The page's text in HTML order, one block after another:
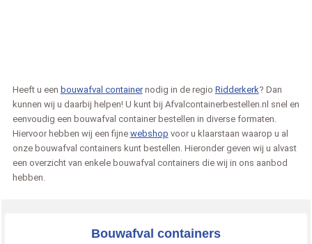
Heeft u een bouwafval containernodig in de regio Ridderkerk? Dan
kunnen wij u daarbij helpen! U kunt bij Afvalcontainerbestellen.nl snel en
eenvoudig een bouwafval container bestellen in diverse formaten.
Hiervoor hebben wij een fijne webshop voor u klaarstaan waarop u al
onze bouwafval containers kunt bestellen. Hieronder geven wij u alvast
een overzicht van enkele bouwafval containers die wij in ons aanbod
hebben.
Bouwafval containers